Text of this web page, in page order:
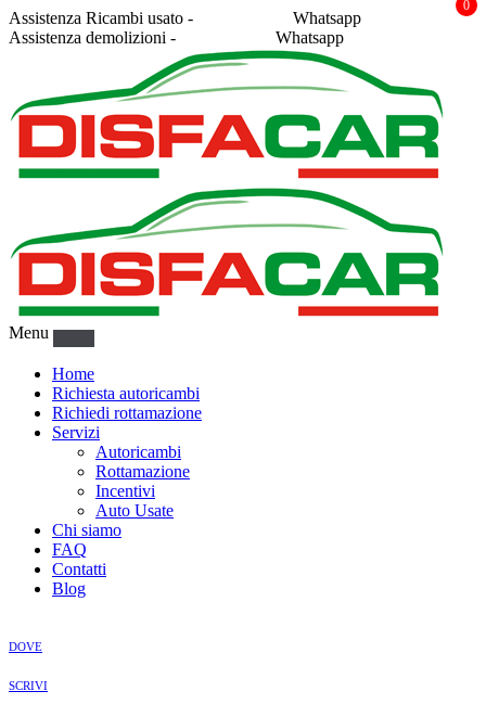
Assistenza Ricambi usato -
Whatsapp
Assistenza demolizioni -
Whatsapp
Menu
Home
Richiesta autoricambi
Richiedi rottamazione
Servizi
Autoricambi
Rottamazione
Incentivi
Auto Usate
Chi siamo
FAQ
Contatti
Blog
DOVE
SCRIVI
0